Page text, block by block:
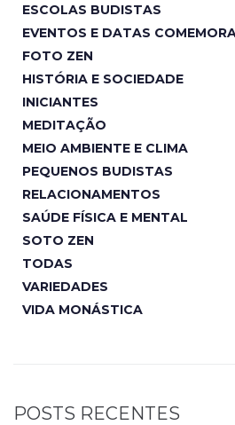
ESCOLAS BUDISTAS
EVENTOS E DATAS
FOTO ZEN
HISTÓRIA E SOCIEDADE
INICIANTES
MEDITAÇÃO
MEIO AMBIENTE E CLIMA
PEQUENOS BUDISTAS
RELACIONAMENTOS
SAÚDE FÍSICA E MENTAL
SOTO ZEN
TODAS
VARIEDADES
VIDA MONÁSTICA
POSTS RECENTES